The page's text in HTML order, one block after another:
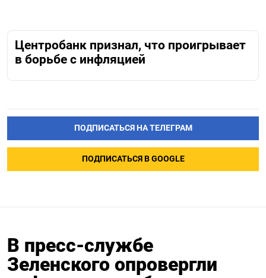
Центробанк признал, что проигрывает
в борьбе с инфляцией
ПОДПИСАТЬСЯ НА ТЕЛЕГРАМ
ПОДПИСАТЬСЯ В GOOGLE
В пресс-службе
Зеленского опровергли